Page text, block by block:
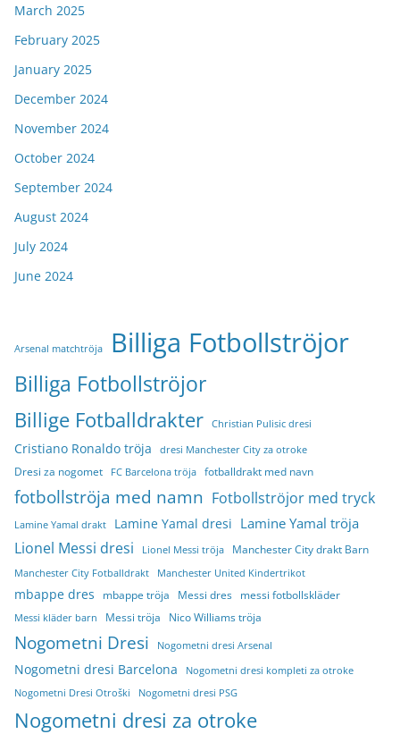
March 2025
February 2025
January 2025
December 2024
November 2024
October 2024
September 2024
August 2024
July 2024
June 2024
Arsenal matchtröja Billiga Fotbollströjor
Billiga Fotbollströjor
Billige Fotballdrakter Christian Pulisic dresi
Cristiano Ronaldo tröja dresi Manchester City za otroke
Dresi za nogomet FC Barcelona tröja fotballdrakt med navn
fotbollströja med namn Fotbollströjor med tryck
Lamine Yamal drakt Lamine Yamal dresi Lamine Yamal tröja
Lionel Messi dresi Lionel Messi tröja Manchester City drakt Barn
Manchester City Fotballdrakt Manchester United Kindertrikot
mbappe dres mbappe tröja Messi dres messi fotbollskläder
Messi kläder barn Messi tröja Nico Williams tröja
Nogometni Dresi Nogometni dresi Arsenal
Nogometni dresi Barcelona
Nogometni dresi kompleti za otroke
Nogometni Dresi Otroški
Nogometni dresi PSG
Nogometni dresi za otroke